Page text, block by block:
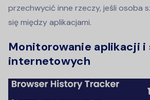
przechwycić inne rzeczy, jeśli osoba
się między aplikacjami.
Monitorowanie aplikacji i
internetowych